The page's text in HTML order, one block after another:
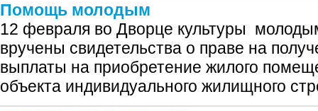
Помощь молодым
12 февраля во Дворце культуры
вручены свидетельства о праве на
выплаты на приобретение жилого
объекта индивидуального жилищного